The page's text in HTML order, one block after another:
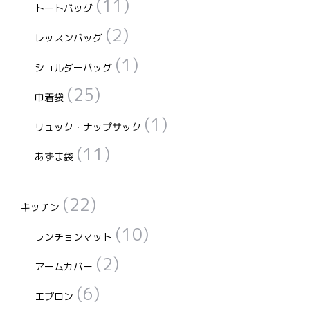
トートバッグ (11)
レッスンバッグ (2)
ショルダーバッグ (1)
巾着袋 (25)
リュック・ナップサック (1)
あずま袋 (11)
キッチン (22)
ランチョンマット (10)
アームカバー (2)
エプロン (6)